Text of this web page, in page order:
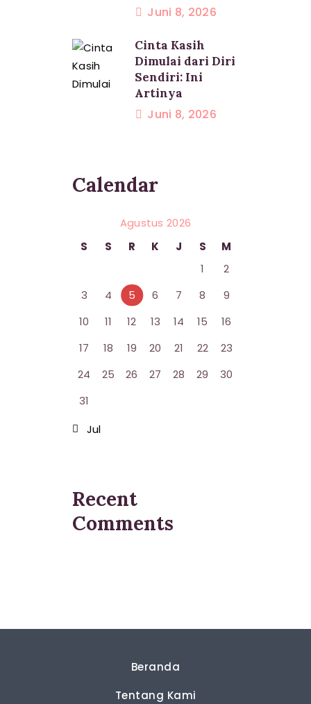
Juni 8, 2026
Cinta Kasih
Dimulai dari Diri
Sendiri: Ini
Artinya
Juni 8, 2026
Calendar
Agustus 2026
S
S R K J S
M
1
2
3
4 5 6 7 8
9
10
11 12 13 14 15
16
17
18 19 20 21 22
23
24
25 26 27 28 29
30
31
« Jul
Recent
Comments
Beranda
Tentang Kami